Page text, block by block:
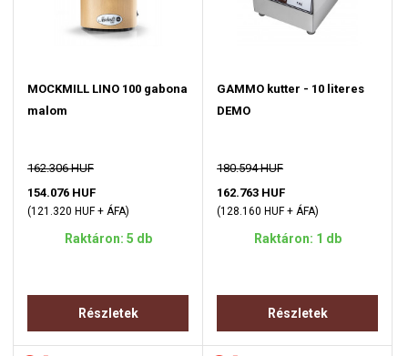
MOCKMILL LINO 100 gabona
malom
162.306 HUF
154.076 HUF
(121.320 HUF + ÁFA)
Raktáron: 5 db
Részletek
GAMMO kutter - 10 literes
DEMO
180.594 HUF
162.763 HUF
(128.160 HUF + ÁFA)
Raktáron: 1 db
Részletek